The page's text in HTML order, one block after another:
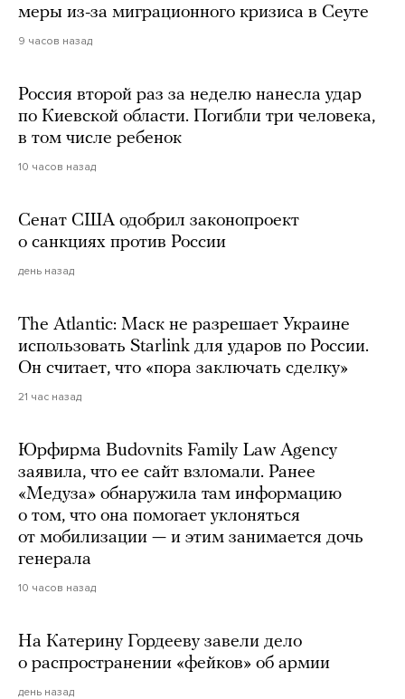
меры из-за миграционного кризиса в Сеуте
9 часов назад
Россия второй раз за неделю нанесла удар
по Киевской области. Погибли три человека,
в том числе ребенок
10 часов назад
Сенат США одобрил законопроект
о санкциях против России
день назад
The Atlantic: Маск не разрешает Украине
использовать Starlink для ударов по России.
Он считает, что «пора заключать сделку»
21 час назад
Юрфирма Budovnits Family Law Agency
заявила, что ее сайт взломали. Ранее
«Медуза» обнаружила там информацию
о том, что она помогает уклоняться
от мобилизации — и этим занимается дочь
генерала
10 часов назад
На Катерину Гордееву завели дело
о распространении «фейков» об армии
день назад